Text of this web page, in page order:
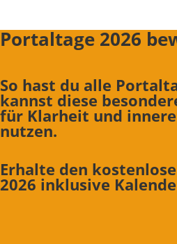
Portaltage 2026
So hast du alle
kannst diese
für Klarheit und
nutzen.
Erhalte den
2026 inklusive